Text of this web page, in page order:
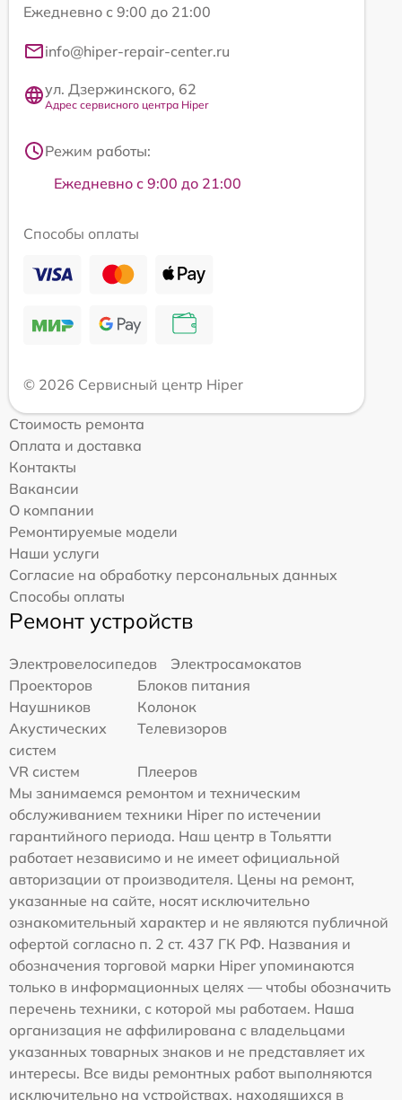
Ежедневно с 9:00 до 21:00
info@hiper-repair-center.ru
ул. Дзержинского, 62
Адрес сервисного центра Hiper
Режим работы:
Ежедневно с 9:00 до 21:00
Способы оплаты
© 2026 Сервисный центр Hiper
Стоимость ремонта
Оплата и доставка
Контакты
Вакансии
О компании
Ремонтируемые модели
Наши услуги
Согласие на обработку персональных данных
Способы оплаты
Ремонт устройств
Электровелосипедов
Электросамокатов
Проекторов
Блоков питания
Наушников
Колонок
Акустических
систем
Телевизоров
VR систем
Плееров
Мы занимаемся ремонтом и техническим
обслуживанием техники Hiper по истечении
гарантийного периода. Наш центр в Тольятти
работает независимо и не имеет официальной
авторизации от производителя. Цены на ремонт,
указанные на сайте, носят исключительно
ознакомительный характер и не являются публичной
офертой согласно п. 2 ст. 437 ГК РФ. Названия и
обозначения торговой марки Hiper упоминаются
только в информационных целях — чтобы обозначить
перечень техники, с которой мы работаем. Наша
организация не аффилирована с владельцами
указанных товарных знаков и не представляет их
интересы. Все виды ремонтных работ выполняются
исключительно на устройствах, находящихся в